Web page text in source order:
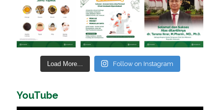
Load More... Follow on Instagram
YouTube